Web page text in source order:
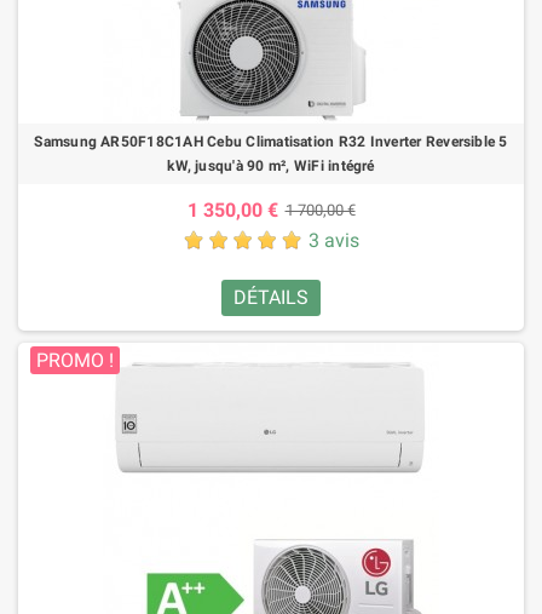
Samsung AR50F18C1AH Cebu Climatisation R32 Inverter Reversible 5
kW, jusqu'à 90 m², WiFi intégré
1 350,00 € 1 700,00 €
3 avis
DÉTAILS
PROMO !